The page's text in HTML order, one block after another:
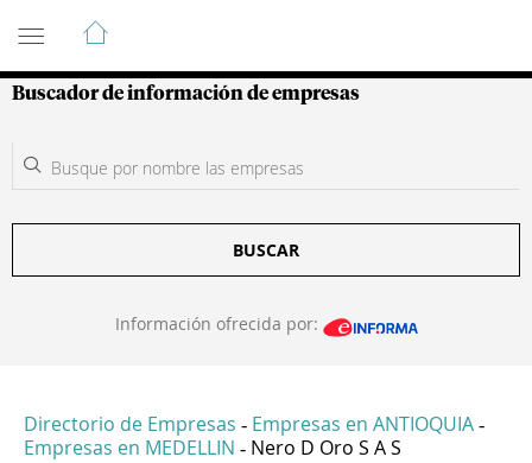
Guía de Empresas Colombianas
Buscador de información de empresas
BUSCAR
Información ofrecida por:
Directorio de Empresas - Empresas en ANTIOQUIA -
Empresas en MEDELLIN - Nero D Oro S A S